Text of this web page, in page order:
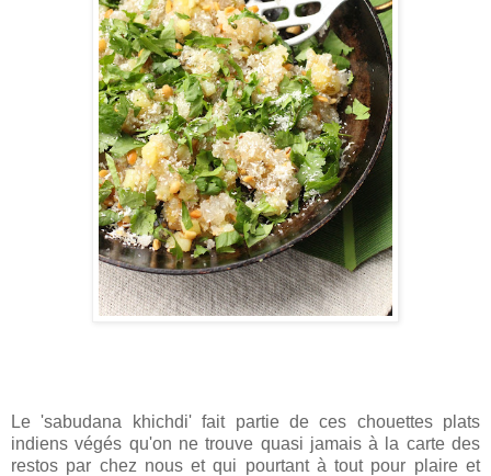
Le 'sabudana khichdi' fait partie de ces chouettes plats
indiens végés qu'on ne trouve quasi jamais à la carte des
restos par chez nous et qui pourtant à tout pour plaire et